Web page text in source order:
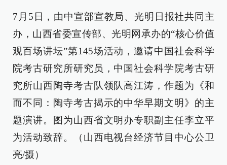
7月5日，由中宣部宣教局、光明日报社共同主
办，山西省委宣传部、光明网承办的“核心价值
观百场讲坛”第145场活动 ，邀请中国社会科学
院考古研究所研究员，中国社会科学院考古研
究所山西陶寺考古队领队高江涛，作题为《和
而不同：陶寺考古揭示的中华早期文明》的主
题演讲。图为山西省文明办专职副主任李立平
为活动致辞。（山西电视台经济节目中心公卫
亮/摄）